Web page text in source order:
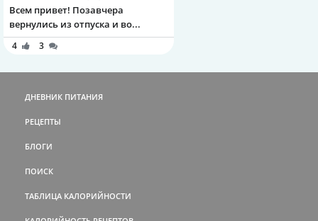
Всем привет! Позавчера
вернулись из отпуска и во...
4 3
ДНЕВНИК ПИТАНИЯ
РЕЦЕПТЫ
БЛОГИ
ПОИСК
ТАБЛИЦА КАЛОРИЙНОСТИ